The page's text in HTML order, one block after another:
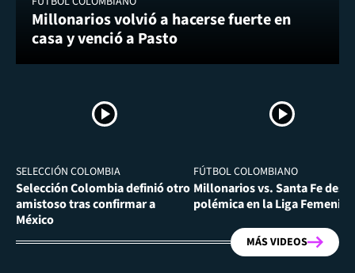
Millonarios volvió a hacerse fuerte en
casa y venció a Pasto
SELECCIÓN COLOMBIA
Selección Colombia definió otro
amistoso tras confirmar a
México
FÚTBOL COLOMBIANO
Millonarios vs. Santa Fe
polémica en la Liga Femenina
MÁS VIDEOS